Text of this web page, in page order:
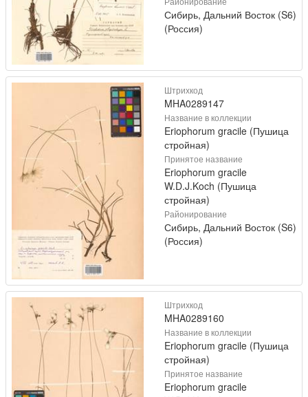
Сибирь, Дальний Восток (S6)
(Россия)
Штрихкод
MHA0289147
Название в коллекции
Eriophorum gracile (Пушица
стройная)
Принятое название
Eriophorum gracile
W.D.J.Koch (Пушица
стройная)
Районирование
Сибирь, Дальний Восток (S6)
(Россия)
Штрихкод
MHA0289160
Название в коллекции
Eriophorum gracile (Пушица
стройная)
Принятое название
Eriophorum gracile